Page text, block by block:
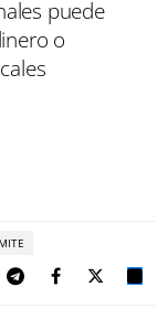
puede
o